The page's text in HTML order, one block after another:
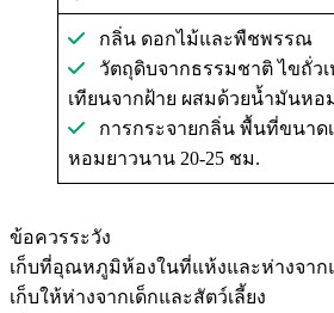
กลิ่น ดอกไม้และพืชพรรณ
วัตถุดิบจากธรรมชาติ ไขถั่วเ
เทียนจากฝ้าย ผสมด้วยน้ำมันหอ
การกระจายกลิ่น พื้นที่ขนาด
หอมยาวนาน 20-25 ชม.
ข้อควรระวัง
เก็บที่อุณหภูมิห้องในที่แห้งและห่างจาก
เก็บให้ห่างจากเด็กและสัตว์เลี้ยง